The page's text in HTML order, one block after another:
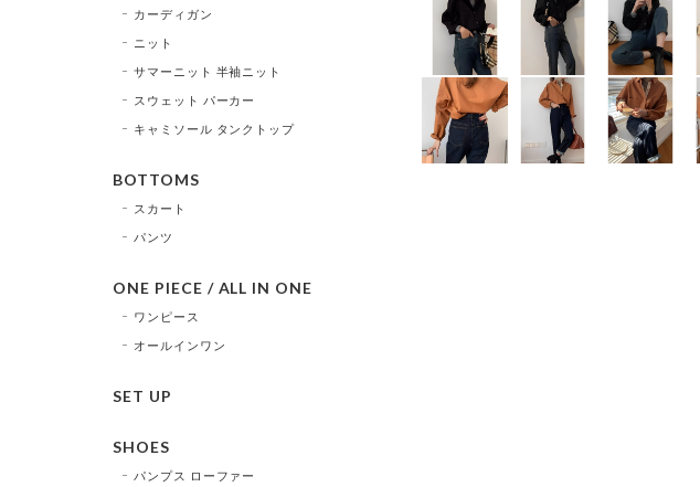
カーディガン
ニット
サマーニット 半袖ニット
スウェット パーカー
キャミソール タンクトップ
BOTTOMS
スカート
パンツ
ONE PIECE / ALL IN ONE
ワンピース
オールインワン
SET UP
SHOES
パンプス ローファー